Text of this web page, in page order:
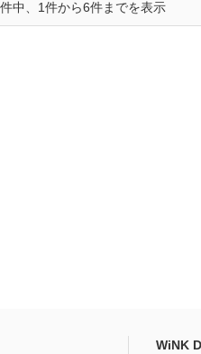
中、1件から6件までを表示
WiNK